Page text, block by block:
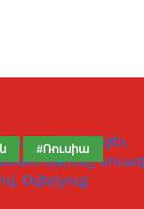
#Ռուսիա